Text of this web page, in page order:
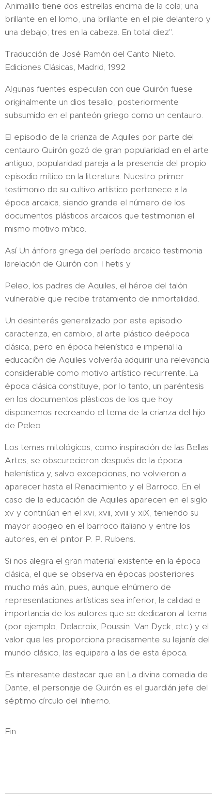
Animalillo tiene dos estrellas encima de la cola; una
brillante en el lomo, una brillante en el pie delantero y
una debajo; tres en la cabeza. En total diez".
Traducción de José Ramón del Canto Nieto.
Ediciones Clásicas, Madrid, 1992
Algunas fuentes especulan con que Quirón fuese
originalmente un dios tesalio, posteriormente
subsumido en el panteón griego como un centauro.
El episodio de la crianza de Aquiles por parte del
centauro Quirón gozó de gran popularidad en el arte
antiguo, popularidad pareja a la presencia del propio
episodio mítico en la literatura. Nuestro primer
testimonio de su cultivo artístico pertenece a la
época arcaica, siendo grande el número de los
documentos plásticos arcaicos que testimonian el
mismo motivo mítico.
Así Un ánfora griega del período arcaico testimonia
larelación de Quirón con Thetis y
Peleo, los padres de Aquiles, el héroe del talón
vulnerable que recibe tratamiento de inmortalidad.
Un desinterés generalizado por este episodio
caracteriza, en cambio, al arte plástico deépoca
clásica, pero en época helenística e imperial la
educaci´ón de Aquiles volveráa adquirir una relevancia
considerable como motivo artístico recurrente. La
época clásica constituye, por lo tanto, un paréntesis
en los documentos plásticos de los que hoy
disponemos recreando el tema de la crianza del hijo
de Peleo.
Los temas mitológicos, como inspiración de las Bellas
Artes, se obscurecieron después de la época
helenística y, salvo excepciones, no volvieron a
aparecer hasta el Renacimiento y el Barroco. En el
caso de la educación de Aquiles aparecen en el siglo
xv y continúan en el xvi, xvii, xviii y xiX, teniendo su
mayor apogeo en el barroco italiano y entre los
autores, en el pintor P. P. Rubens.
Si nos alegra el gran material existente en la época
clásica, el que se observa en épocas posteriores
mucho más aún, pues, aunque elnúmero de
representaciones artísticas sea inferior, la calidad e
importancia de los autores que se dedicaron al tema
(por ejemplo, Delacroix, Poussin, Van Dyck, etc.) y el
valor que les proporciona precisamente su lejanía del
mundo clásico, las equipara a las de esta época.
Es interesante destacar que en La divina comedia de
Dante, el personaje de Quirón es el guardián jefe del
séptimo círculo del Infierno.
Fin